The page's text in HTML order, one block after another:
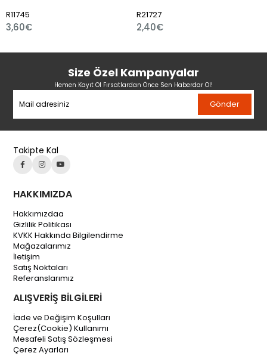
R11745
3,60€
R21727
2,40€
Size Özel Kampanyalar
Hemen Kayıt Ol Fırsatlardan Önce Sen Haberdar Ol!
Gönder
Takipte Kal
HAKKIMIZDA
Hakkımızdaa
Gizlilik Politikası
KVKK Hakkında Bilgilendirme
Mağazalarımız
İletişim
Satış Noktaları
Referanslarımız
ALIŞVERİŞ BİLGİLERİ
İade ve Değişim Koşulları
Çerez(Cookie) Kullanımı
Mesafeli Satış Sözleşmesi
Çerez Ayarları